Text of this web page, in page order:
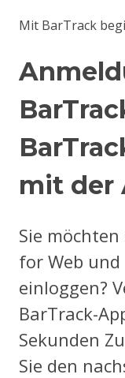
Mit BarTrack
mit der
Sie
for Web
einloggen?
BarTrack-
Sekunden
Sie den